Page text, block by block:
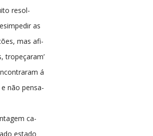
resol-
as
mas afi-
tropeçaram’
á
não pensa-
ca-
estado